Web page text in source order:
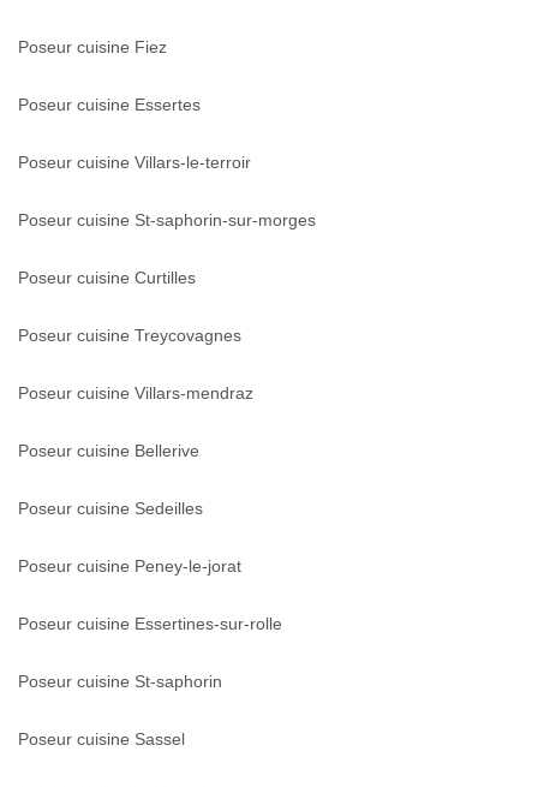
Poseur cuisine Fiez
Poseur cuisine Essertes
Poseur cuisine Villars-le-terroir
Poseur cuisine St-saphorin-sur-morges
Poseur cuisine Curtilles
Poseur cuisine Treycovagnes
Poseur cuisine Villars-mendraz
Poseur cuisine Bellerive
Poseur cuisine Sedeilles
Poseur cuisine Peney-le-jorat
Poseur cuisine Essertines-sur-rolle
Poseur cuisine St-saphorin
Poseur cuisine Sassel